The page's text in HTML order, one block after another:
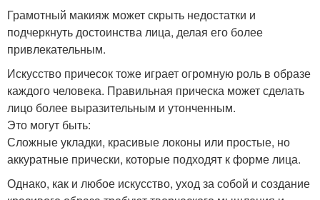
Грамотный макияж может скрыть недостатки и
подчеркнуть достоинства лица, делая его более
привлекательным.
Искусство причесок тоже играет огромную роль в образе
каждого человека. Правильная прическа может сделать
лицо более выразительным и утонченным.
Это могут быть:
Сложные укладки, красивые локоны или простые, но
аккуратные прически, которые подходят к форме лица.
Однако, как и любое искусство, уход за собой и создание